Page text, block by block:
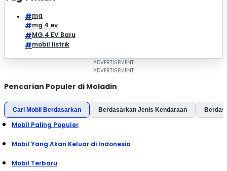
mg
mg 4 ev
MG 4 EV Baru
mobil listrik
Pencarian Populer di Moladin
Cari Mobil Berdasarkan Berdasarkan Jenis Kendaraan
Mobil Paling Populer
Mobil Yang Akan Keluar di Indonesia
Mobil Terbaru